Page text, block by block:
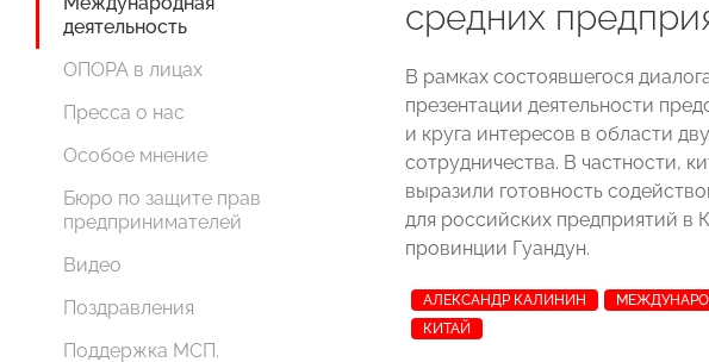
деятельность
ОПОРА в лицах
Пресса о нас
Особое мнение
Бюро по защите прав
предпринимателей
Видео
Поздравления
Поддержка МСП.
средних
В рамках состоявшегося
презентации деятельности
и круга интересов в области
сотрудничества. В частности,
выразили готовность
для российских предприятий в
провинции Гуандун.
АЛЕКСАНДР КАЛИНИН
КИТАЙ